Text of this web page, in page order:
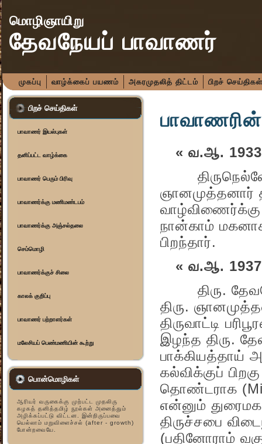
மொழிஞாயிறு
தேவநேயப் பாவாணர்
முகப்பு வாழ்க்கைப் பயணம் அகரமுதலித் திட்டம் பிறச் செய்திகள்
பிறச் செய்திகள்
பாவாணர் இயல்புகள்
தனிப்பட்ட வாழ்க்கை
பாவாணர் பெரும் பிரிவு
பாவாணர்க்கு மணிமண்டபம்
பாவாணர்க்கு அஞ்சல்தலை
செம்மொழி
பாவாணர்க்குச் சிலை
காலக் குறிப்பு
பாவாணர் பற்றாளர்கள்
மலேசியப் பெண்மணியின் கூற்று
பொன்மொழிகள்
ஆரியர் வருகைக்கு முற்பட்ட முதலிரு
கழகத் தனித்தமிழ் நூல்கள் அனைத்தும்
அழிக்கப்பட்டு விட்டன. இன்றிருப்பவை
யெல்லாம் மறுவிளைச்சல் (after - growth)
போன்றவையே.
பாவாணரின்
« வ.ஆ. 1933
ஞானமுத்தனார்
வாழ்விணைர்க்கு
நான்காம்
பிறந்தார்.
« வ.ஆ. 1937
திரு.
திரு.
திருவாட்டி
இழந்த திரு.
பாக்கியத்தாய்
கல்விக்குப்
தொண்டராக
என்னும்
திருச்சபை
(பதினோராம்